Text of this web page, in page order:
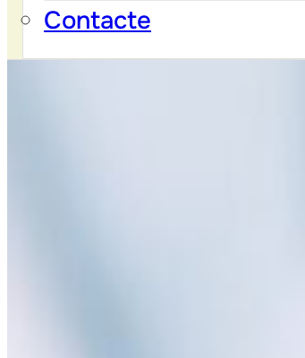
Contacte